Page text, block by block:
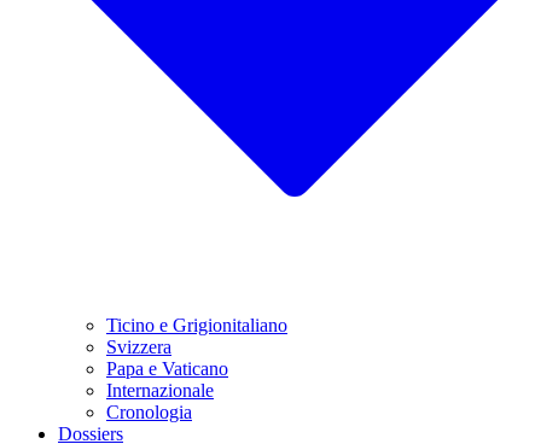
Ticino e Grigionitaliano
Svizzera
Papa e Vaticano
Internazionale
Cronologia
Dossiers